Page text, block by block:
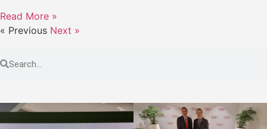
Read More »
« Previous Next »